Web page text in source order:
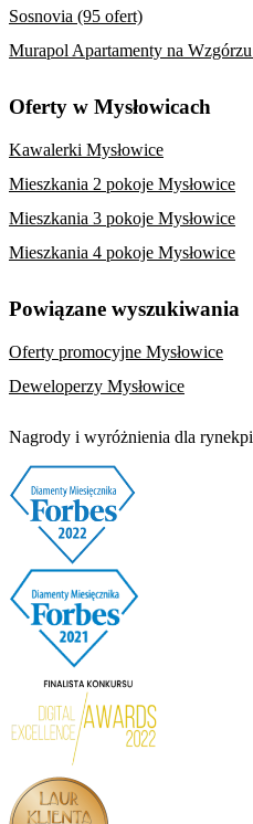
Sosnovia (95 ofert)
Murapol Apartamenty na
Oferty w Mysłowicach
Kawalerki Mysłowice
Mieszkania 2 pokoje Mysłowice
Mieszkania 3 pokoje Mysłowice
Mieszkania 4 pokoje Mysłowice
Powiązane wyszukiwania
Oferty promocyjne Mysłowice
Deweloperzy Mysłowice
Nagrody i wyróżnienia dla